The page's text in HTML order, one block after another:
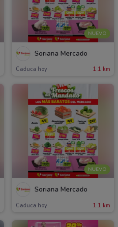
NUEVO
Soriana Mercado
Caduca hoy 1.1 km
NUEVO
Soriana Mercado
Caduca hoy 1.1 km